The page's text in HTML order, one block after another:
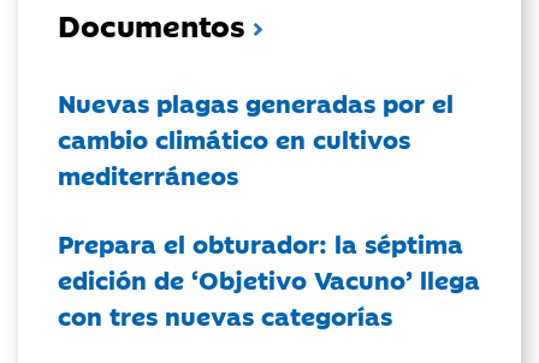
Documentos
Nuevas plagas generadas por el
cambio climático en cultivos
mediterráneos
Prepara el obturador: la séptima
edición de ‘Objetivo Vacuno’ llega
con tres nuevas categorías